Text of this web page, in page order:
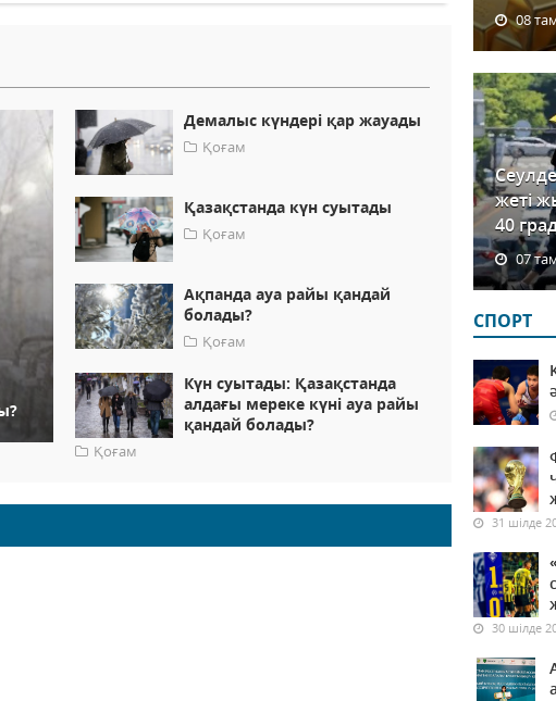
Демалыс күндері қар жауады
Қоғам
Қазақстанда күн суытады
Қоғам
Ақпанда ауа райы қандай
болады?
Қоғам
Күн суытады: Қазақстанда
алдағы мереке күні ауа райы
қандай болады?
Қоғам
08
жеті
40
07
СПОРТ
31 шілде
30 шілде